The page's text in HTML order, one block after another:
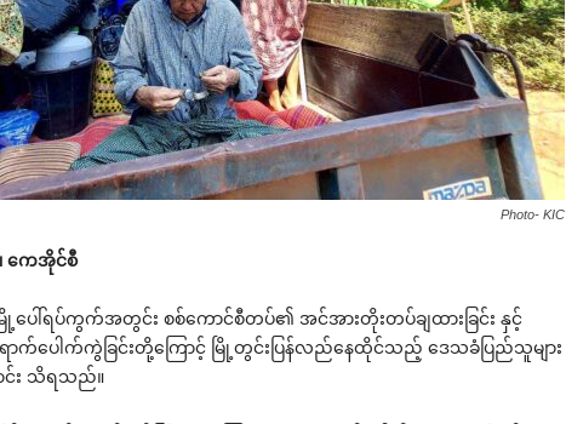
Photo- KIC
ကေအိုင်စီ
ေါ်ရပ်ကွက်အတွင်း စစ်ကောင်စီတပ်၏ အင်အားတိုးတပ်ချထားခြင်း နှင့်
ာက်ပေါက်ကွဲခြင်းတို့ကြောင့် မြို့တွင်းပြန်လည်နေထိုင်သည့် ဒေသခံပြည်သူများ
င်း သိရသည်။